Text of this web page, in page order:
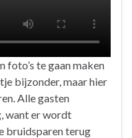
foto’s te gaan maken
bijzonder, maar hier
Alle gasten
want er wordt
bruidsparen terug